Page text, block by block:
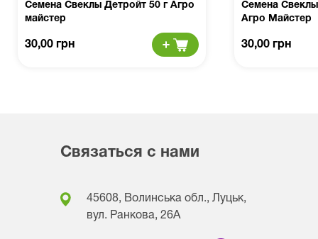
Семена Свеклы Детройт 50 г Агро
майстер
30,00 грн
Семена
Агро Майстер
30,00 грн
Связаться с нами
45608, Волинська обл., Луцьк,
вул. Ранкова, 26A